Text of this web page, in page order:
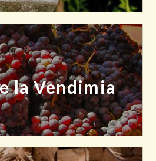
la Vendimia